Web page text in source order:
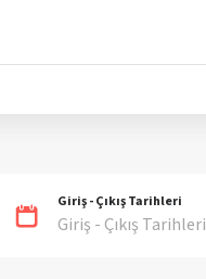
Giriş - Çıkış Tarihleri
Giriş - Çıkış Tarihleri